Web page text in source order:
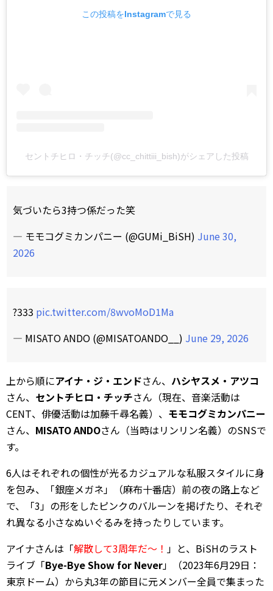
この投稿をInstagramで見る
セントチヒロ・チッチ(@cc_chittiii_bish)がシェアした投稿
気づいたら3持つ係だった笑
— モモコグミカンパニー (@GUMi_BiSH) June 30,
2026
?333 pic.twitter.com/8wvoMoD1Ma
— MISATO ANDO (@MISATOANDO__) June 29, 2026
上から順にアイナ・ジ・エンドさん、 ハシヤスメ・アツコ
さん、 セントチヒロ・チッチさん（現在、音楽活動は
CENT、俳優活動は加藤千尋名義）、 モモコグミカンパニー
さん、 MISATO ANDOさん（当時はリンリン名義）のSNSで
す。
6人はそれぞれの個性が光るカジュアルな私服スタイルに身
を包み、「銀座メガネ」（麻布十番店）前の夜の路上など
で、「3」の形をしたピンクのバルーンを掲げたり、それぞ
れ異なる小さなぬいぐるみを持ったりしています。
アイナさんは「解散して3周年だ～！ 」と、BiSHのラスト
ライブ「Bye-Bye Show for Never」（2023年6月29日：
東京ドーム）から丸3年の節目に元メンバー全員で集まった